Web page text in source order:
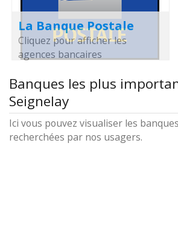
La Banque Postale
Cliquez pour afficher les
agences bancaires
Banques les plus
Seignelay
Ici vous pouvez visualiser les
recherchées par nos usagers.